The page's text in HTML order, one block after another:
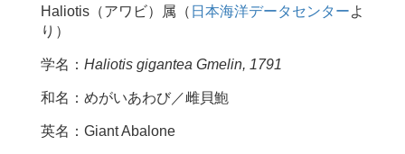
Haliotis（アワビ）属（ 日本海洋データセンターよ
り）
学名： Haliotis gigantea Gmelin, 1791
和名：めがいあわび／雌貝鮑
英名：Giant Abalone